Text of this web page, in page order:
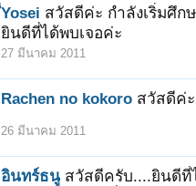
ํํํััYosei สวัสดีค่ะ กำลังเริ่มศึก
ยินดีที่ได้พบเจอค่ะ
27 มีนาคม 2011
Rachen no kokoro สวัสดีค่ะ
26 มีนาคม 2011
อินทร์ธนู สวัสดีครับ....ยินดีที่